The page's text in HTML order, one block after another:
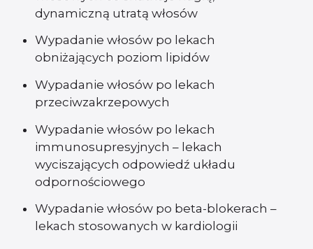
dynamiczną utratą włosów
Wypadanie włosów po lekach
obniżających poziom lipidów
Wypadanie włosów po lekach
przeciwzakrzepowych
Wypadanie włosów po lekach
immunosupresyjnych – lekach
wyciszających odpowiedź układu
odpornościowego
Wypadanie włosów po beta-blokerach –
lekach stosowanych w kardiologii